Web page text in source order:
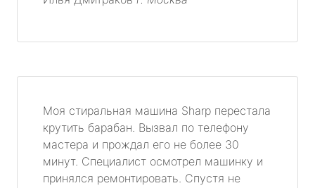
Моя стиральная машина Sharp перестала
крутить барабан. Вызвал по телефону
мастера и прождал его не более 30
минут. Специалист осмотрел машинку и
принялся ремонтировать. Спустя не